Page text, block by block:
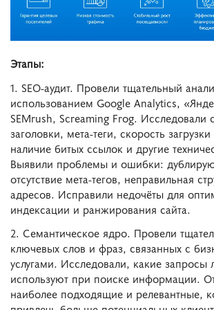
Этапы:
1. SEO-аудит. Провели тщательный
использованием Google Analytics,
SEMrush, Screaming Frog. Исследовали
заголовки, мета-теги, скорость
наличие битых ссылок и другие
Выявили проблемы и ошибки:
отсутствие мета-тегов, неправильная
адресов. Исправили недочёты для
индексации и ранжирования сайта.
2. Семантическое ядро. Провели
ключевых слов и фраз, связанных с
услугами. Исследовали, какие запросы
используют при поиске информации.
наиболее подходящие и релевантные,